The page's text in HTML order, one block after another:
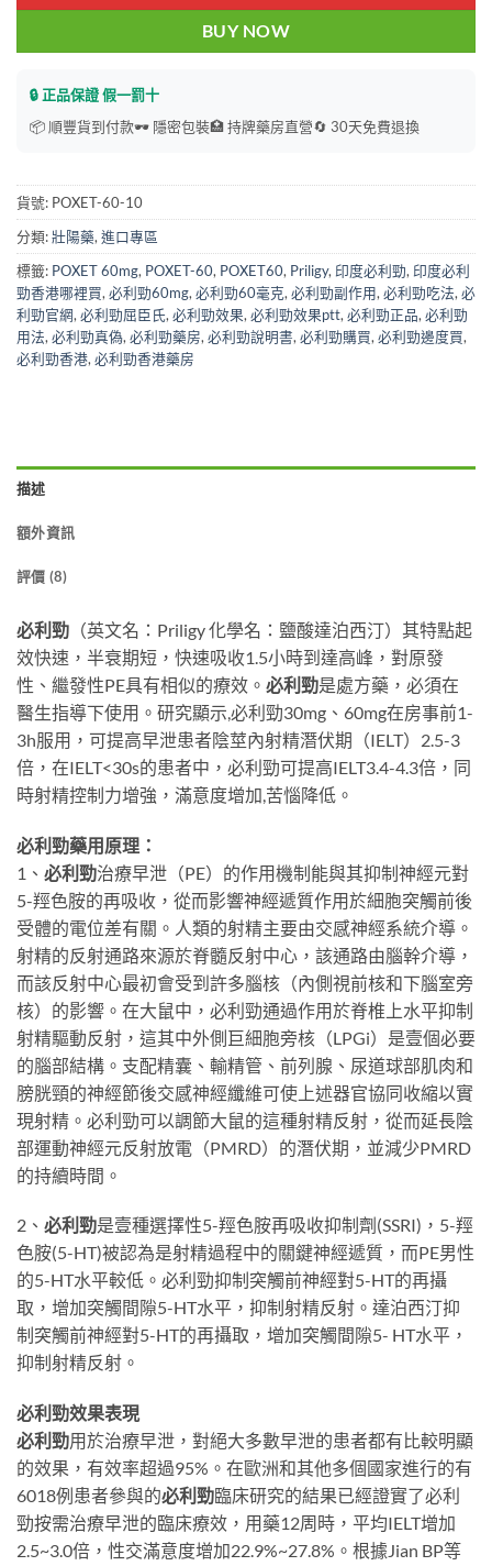
BUY NOW
🔒 正品保證 假一罰十
📦 順豐貨到付款🕶️ 隱密包裝🏥 持牌藥房直營🔄 30天免費退換
貨號: POXET-60-10
分類:壯陽藥, 進口專區
標籤: POXET 60mg, POXET-60, POXET60, Priligy, 印度必利勁, 印度必利
勁香港哪裡買, 必利勁60mg, 必利勁60毫克, 必利勁副作用, 必利勁吃法, 必
利勁官網, 必利勁屈臣氏, 必利勁效果, 必利勁效果ptt, 必利勁正品, 必利勁
用法, 必利勁真偽, 必利勁藥房, 必利勁說明書, 必利勁購買, 必利勁邊度買,
必利勁香港, 必利勁香港藥房
描述
額外資訊
評價 (8)
必利勁 （英文名：Priligy 化學名：鹽酸達泊西汀）其特點起
效快速，半衰期短，快速吸收1.5小時到達高峰，對原發
性、繼發性PE具有相似的療效。 必利勁是處方藥，必須在
醫生指導下使用。研究顯示,必利勁30mg、60mg在房事前1-
3h服用，可提高早泄患者陰莖內射精潛伏期（IELT）2.5-3
倍，在IELT<30s的患者中，必利勁可提高IELT3.4-4.3倍，同
時射精控制力增強，滿意度增加,苦惱降低。
必利勁藥用原理：
1、 必利勁治療早泄（PE）的作用機制能與其抑制神經元對
5-羥色胺的再吸收，從而影響神經遞質作用於細胞突觸前後
受體的電位差有關。人類的射精主要由交感神經系統介導。
射精的反射通路來源於脊髓反射中心，該通路由腦幹介導，
而該反射中心最初會受到許多腦核（內側視前核和下腦室旁
核）的影響。在大鼠中，必利勁通過作用於脊椎上水平抑制
射精驅動反射，這其中外側巨細胞旁核（LPGi）是壹個必要
的腦部結構。支配精囊、輸精管、前列腺、尿道球部肌肉和
膀胱頸的神經節後交感神經纖維可使上述器官協同收縮以實
現射精。必利勁可以調節大鼠的這種射精反射，從而延長陰
部運動神經元反射放電（PMRD）的潛伏期，並減少PMRD
的持續時間。
2、 必利勁是壹種選擇性5-羥色胺再吸收抑制劑(SSRI)，5-羥
色胺(5-HT)被認為是射精過程中的關鍵神經遞質，而PE男性
的5-HT水平較低。必利勁抑制突觸前神經對5-HT的再攝
取，增加突觸間隙5-HT水平，抑制射精反射。達泊西汀抑
制突觸前神經對5-HT的再攝取，增加突觸間隙5- HT水平，
抑制射精反射。
必利勁效果表現
必利勁用於治療早泄，對絕大多數早泄的患者都有比較明顯
的效果，有效率超過95%。在歐洲和其他多個國家進行的有
6018例患者參與的必利勁臨床研究的結果已經證實了必利
勁按需治療早泄的臨床療效，用藥12周時，平均IELT增加
2.5~3.0倍，性交滿意度增加22.9%~27.8%。根據Jian BP等